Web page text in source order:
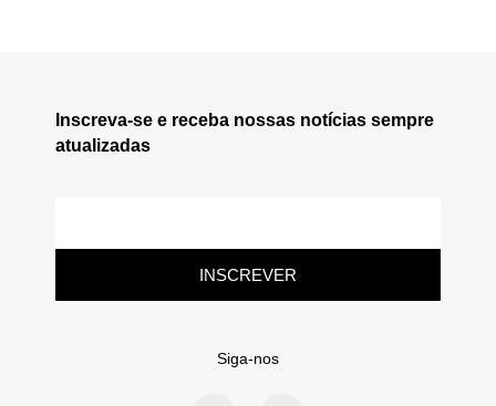
Inscreva-se e receba nossas notícias sempre
atualizadas
INSCREVER
Siga-nos